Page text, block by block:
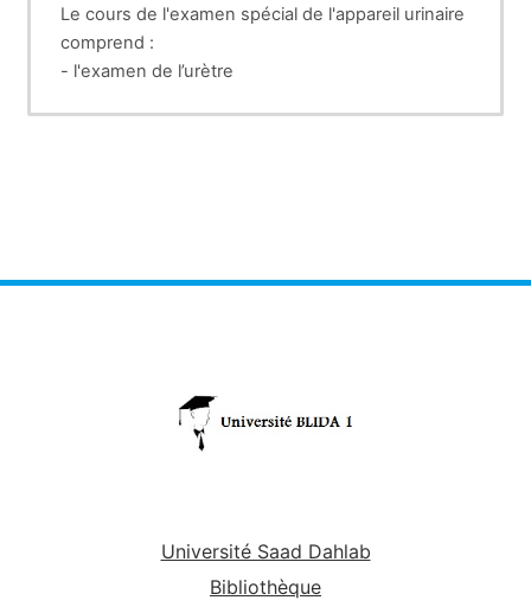
Le cours de l'examen spécial de l'appareil urinaire
comprend :
- l'examen de l’urètre
Université Saad Dahlab
Bibliothèque